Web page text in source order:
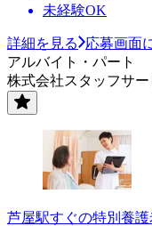
未経験OK
詳細を見る
応募画面
アルバイト・パート
株式会社スタッフサー
芦屋駅すぐの特別養